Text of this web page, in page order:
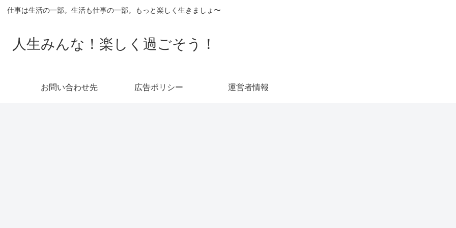
仕事は生活の一部。生活も仕事の一部。もっと楽しく生きましょ〜
人生みんな！楽しく過ごそう！
お問い合わせ先 広告ポリシー 運営者情報